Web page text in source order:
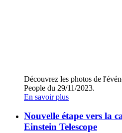
Découvrez les photos de
People du 29/11/2023.
En savoir plus
Nouvelle étape vers la
Einstein Telescope